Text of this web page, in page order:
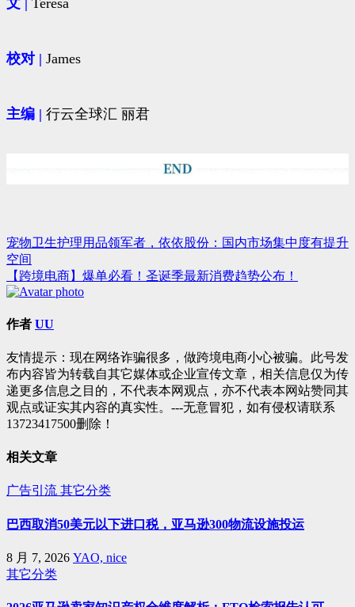
校对 | James
主编 | 行云全球汇 丽君
文
章
导
航
宠物卫生护理用品领军者，依依股份：国内市场集中度有提升
空间
【跨境电商】爆单必看！圣诞季最新消费趋势公布！
作者 UU
友情提示：现在网络诈骗很多，做跨境电商小心被骗。此号发
布内容皆为转载自其它媒体或企业宣传文章，相关信息仅为传
递更多信息之目的，不代表本网观点，亦不代表本网站赞同其
观点或证实其内容的真实性。---无意冒犯，如有侵权请联系
13723417500删除！
相关文章
广告引流 其它分类
巴西取消50美元以下进口税，亚马逊300物流设施投运
8 月 7, 2026 YAO, nice
其它分类